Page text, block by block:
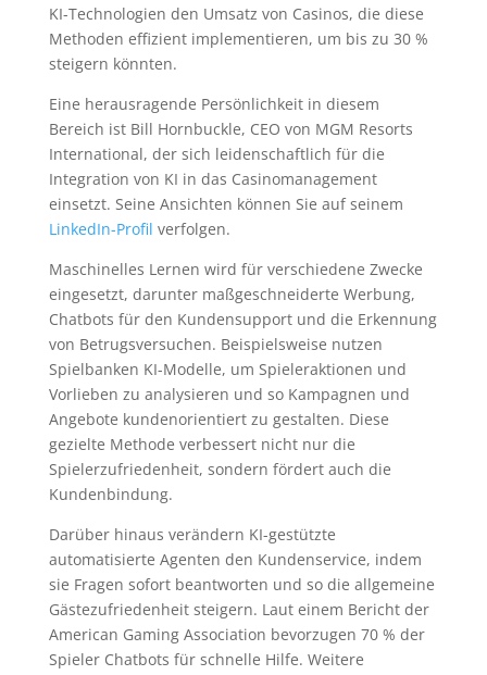
KI-Technologien den Umsatz von Casinos, die diese
Methoden effizient implementieren, um bis zu 30 %
steigern könnten.
Eine herausragende Persönlichkeit in diesem
Bereich ist Bill Hornbuckle, CEO von MGM Resorts
International, der sich leidenschaftlich für die
Integration von KI in das Casinomanagement
einsetzt. Seine Ansichten können Sie auf seinem
LinkedIn-Profil verfolgen.
Maschinelles Lernen wird für verschiedene Zwecke
eingesetzt, darunter maßgeschneiderte Werbung,
Chatbots für den Kundensupport und die Erkennung
von Betrugsversuchen. Beispielsweise nutzen
Spielbanken KI-Modelle, um Spieleraktionen und
Vorlieben zu analysieren und so Kampagnen und
Angebote kundenorientiert zu gestalten. Diese
gezielte Methode verbessert nicht nur die
Spielerzufriedenheit, sondern fördert auch die
Kundenbindung.
Darüber hinaus verändern KI-gestützte
automatisierte Agenten den Kundenservice, indem
sie Fragen sofort beantworten und so die allgemeine
Gästezufriedenheit steigern. Laut einem Bericht der
American Gaming Association bevorzugen 70 % der
Spieler Chatbots für schnelle Hilfe. Weitere